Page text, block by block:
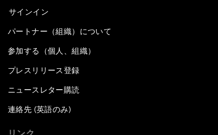
サインイン
パートナー（組織）について
参加する（個人、組織）
プレスリリース登録
ニュースレター購読
連絡先 (英語のみ)